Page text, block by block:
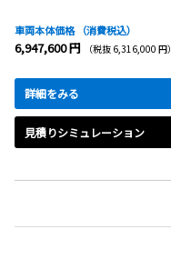
車両本体価格 （消費税込）
6,947,600 円 （税抜 6,316,000 円）
詳細をみる
見積りシミュレーション